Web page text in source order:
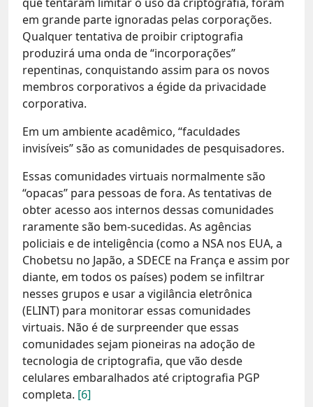
em grande parte ignoradas pelas corporações.
Qualquer tentativa de proibir criptografia
produzirá uma onda de “incorporações”
repentinas, conquistando assim para os novos
membros corporativos a égide da privacidade
corporativa.
Em um ambiente acadêmico, “faculdades
invisíveis” são as comunidades de pesquisadores.
Essas comunidades virtuais normalmente são
“opacas” para pessoas de fora. As tentativas de
obter acesso aos internos dessas comunidades
raramente são bem-sucedidas. As agências
policiais e de inteligência (como a NSA nos EUA, a
Chobetsu no Japão, a SDECE na França e assim por
diante, em todos os países) podem se infiltrar
nesses grupos e usar a vigilância eletrônica
(ELINT) para monitorar essas comunidades
virtuais. Não é de surpreender que essas
comunidades sejam pioneiras na adoção de
tecnologia de criptografia, que vão desde
celulares embaralhados até criptografia PGP
completa. [6]